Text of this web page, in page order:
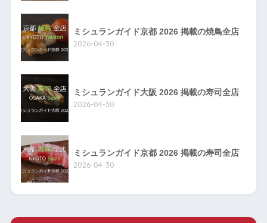
ミシュランガイド京都 2026 掲載の焼鳥全店
2026-04-30
ミシュランガイド大阪 2026 掲載の寿司全店
2026-04-30
ミシュランガイド京都 2026 掲載の寿司全店
2026-04-30